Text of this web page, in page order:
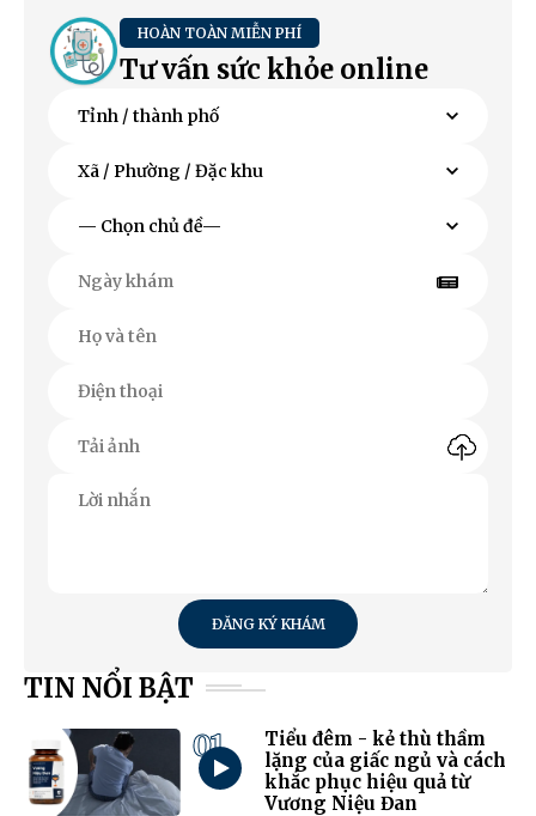
HOÀN TOÀN MIỄN PHÍ
Tư vấn sức khỏe online
ĐĂNG KÝ KHÁM
TIN NỔI BẬT
01
Tiểu đêm - kẻ thù thầm
lặng của giấc ngủ và cách
khắc phục hiệu quả từ
Vương Niệu Đan